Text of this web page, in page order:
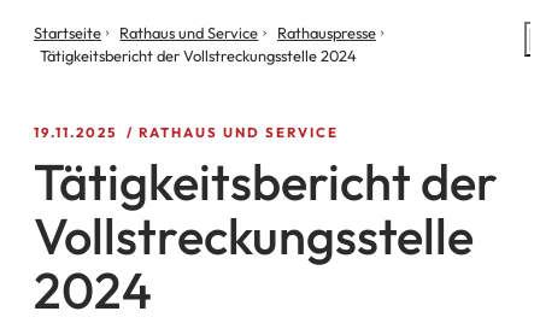
Sie
befinden
Startseite Rathaus und Service
Rathauspresse
Tätigkeitsbericht der Vollstreckungsstelle 2024
19.11.2025 RATHAUS UND SERVICE
Tätigkeitsbericht der
Vollstreckungsstelle
2024